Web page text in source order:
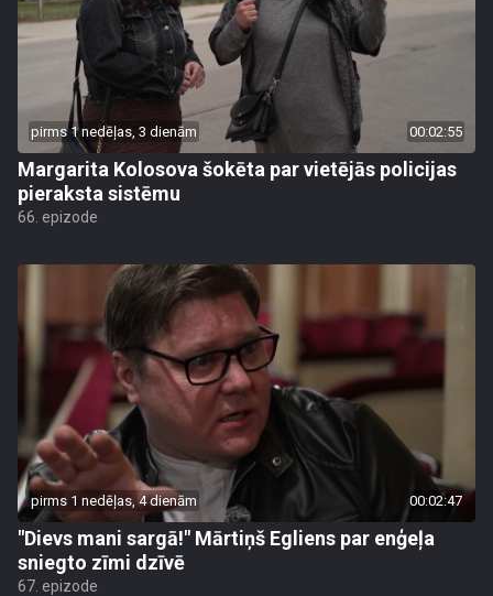
pirms 1 nedēļas, 3 dienām 00:02:55
Margarita Kolosova šokēta par vietējās policijas
pieraksta sistēmu
66. epizode
pirms 1 nedēļas, 4 dienām 00:02:47
"Dievs mani sargā!" Mārtiņš Egliens par enģeļa
sniegto zīmi dzīvē
67. epizode